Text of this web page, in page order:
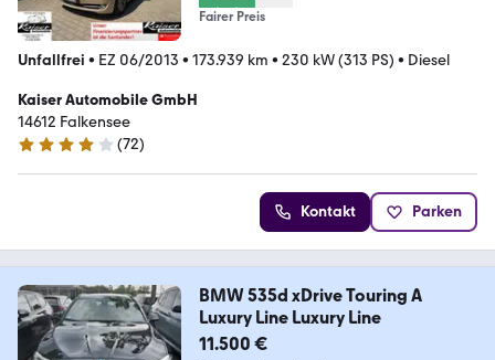
Fairer Preis
Unfallfrei • EZ 06/2013 • 173.939 km • 230 kW (313 PS) • Diesel
Kaiser Automobile GmbH
14612 Falkensee
4.1 Sterne
(72)
Kontakt Parken
BMW 535d xDrive Touring A
Luxury Line Luxury Line
11.500 €